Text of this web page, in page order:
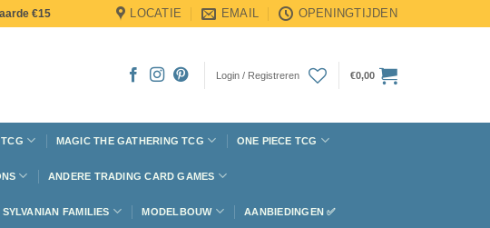
€15 LOCATIE EMAIL OPENINGTIJDEN
Login / Registreren €0,00
MAGIC THE GATHERING TCG ONE PIECE TCG
ANDERE TRADING CARD GAMES
SYLVANIAN FAMILIES MODELBOUW AANBIEDINGEN ✅